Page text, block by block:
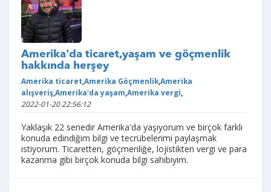
Amerika'da ticaret,yaşam ve göçmenlik
hakkında herşey
Amerika ticaret Amerika GöçmenlikAmerika
alışverişAmerika'da yaşam Amerika vergi
2022-01-20 22:56:12
Yaklaşık 22 senedir Amerika'da yaşıyorum ve birçok farklı
konuda edindiğim bilgi ve tecrübelerimi paylaşmak
istiyorum. Ticaretten, göçmenliğe, lojistikten vergi ve para
kazanma gibi birçok konuda bilgi sahibiyim.